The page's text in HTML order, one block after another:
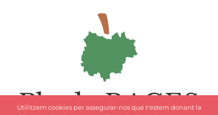
Utilitzem cookies per assegurar-nos que t'estem donant la